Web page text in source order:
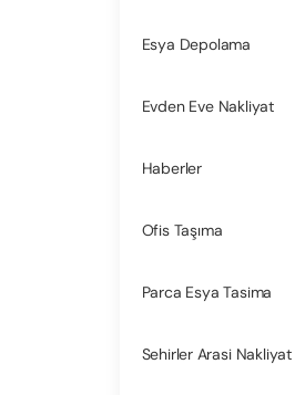
Esya Depolama
Evden Eve Nakliyat
Haberler
Ofis Taşıma
Parca Esya Tasima
Sehirler Arasi Nakliyat